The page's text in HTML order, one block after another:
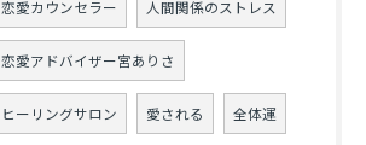
恋愛カウンセラー 人間関係のストレス
恋愛アドバイザー宮ありさ
ヒーリングサロン 愛される 全体運